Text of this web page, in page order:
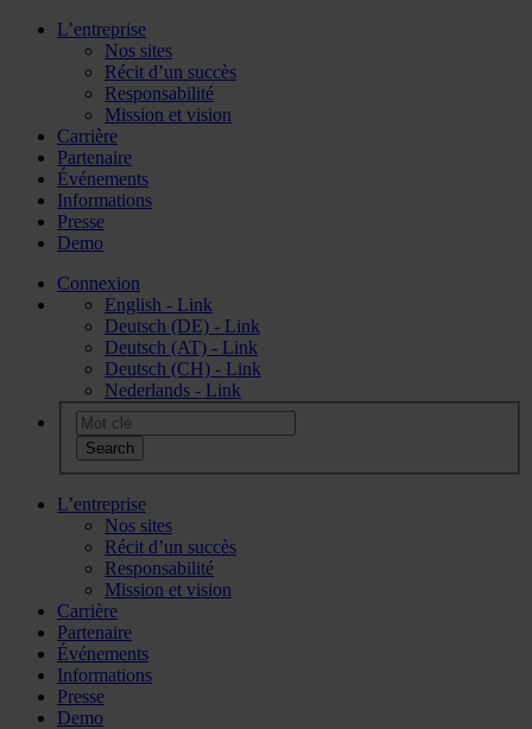
L’entreprise
Nos sites
Récit d’un succès
Responsabilité
Mission et vision
Carrière
Partenaire
Événements
Informations
Presse
Demo
Connexion
English - Link
Deutsch (DE) - Link
Deutsch (AT) - Link
Deutsch (CH) - Link
Nederlands - Link
L’entreprise
Nos sites
Récit d’un succès
Responsabilité
Mission et vision
Carrière
Partenaire
Événements
Informations
Presse
Demo